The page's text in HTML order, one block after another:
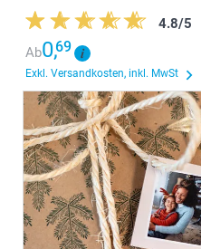
4.8/5
Ab0,69
Exkl. Versandkosten, inkl. MwSt